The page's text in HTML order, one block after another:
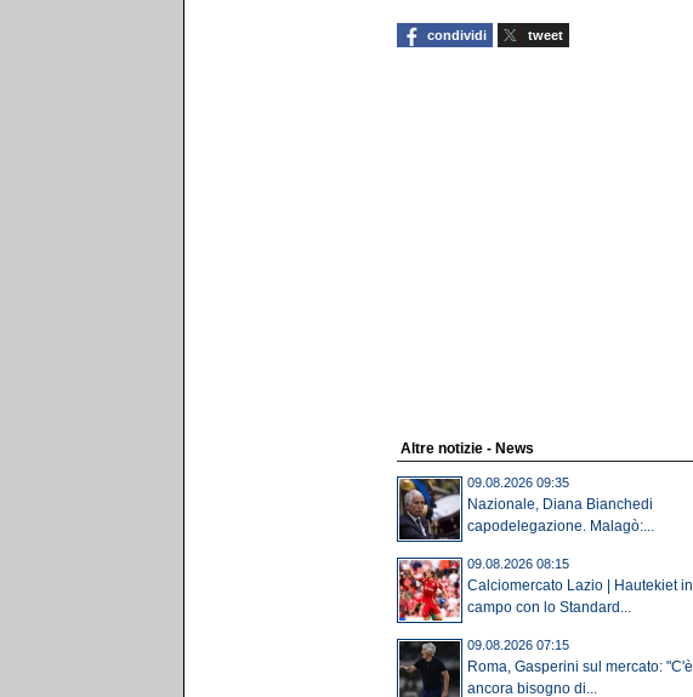
condividi tweet
Altre notizie - News
09.08.2026 09:35
Nazionale, Diana Bianchedi
capodelegazione. Malagò:...
09.08.2026 08:15
Calciomercato Lazio | Hautekiet in
campo con lo Standard...
09.08.2026 07:15
Roma, Gasperini sul mercato: "C'è
ancora bisogno di...